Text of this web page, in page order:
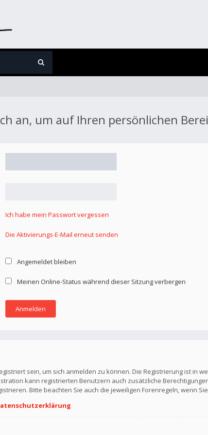
an, um auf Ihren persönlichen
Ich habe mein Passwort vergessen
Die Aktivierungs-E-Mail erneut senden
Angemeldet bleiben
Meinen Online-Status während dieser Sitzung verbergen
sein, um sich anmelden zu können. Die Registrierung ist in
kann registrierten Benutzern auch zusätzliche
Bitte beachten Sie auch die jeweiligen Forenregeln, wenn